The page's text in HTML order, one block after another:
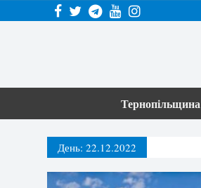
Тернопільщина
День: 22.12.2022